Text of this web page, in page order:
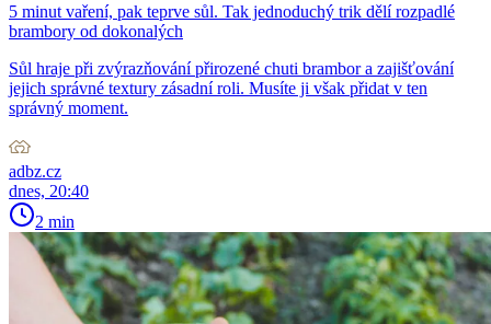
5 minut vaření, pak teprve sůl. Tak jednoduchý trik dělí rozpadlé
brambory od dokonalých
Sůl hraje při zvýrazňování přirozené chuti brambor a zajišťování
jejich správné textury zásadní roli. Musíte ji však přidat v ten
správný moment.
adbz.cz
dnes, 20:40
2 min